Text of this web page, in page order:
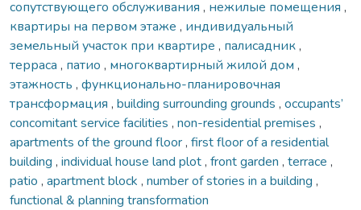
сопутствующего обслуживания , нежилые помещения ,
квартиры на первом этаже , индивидуальный
земельный участок при квартире , палисадник,
терраса , патио , многоквартирный жилой дом ,
этажность , функционально-планировочная
трансформация , building surrounding grounds , occupants’
concomitant service facilities , non-residential premises ,
apartments of the ground floor, first floor of a residential
building , individual house land plot, front garden , terrace ,
patio , apartment block , number of stories in a building ,
functional & planning transformation